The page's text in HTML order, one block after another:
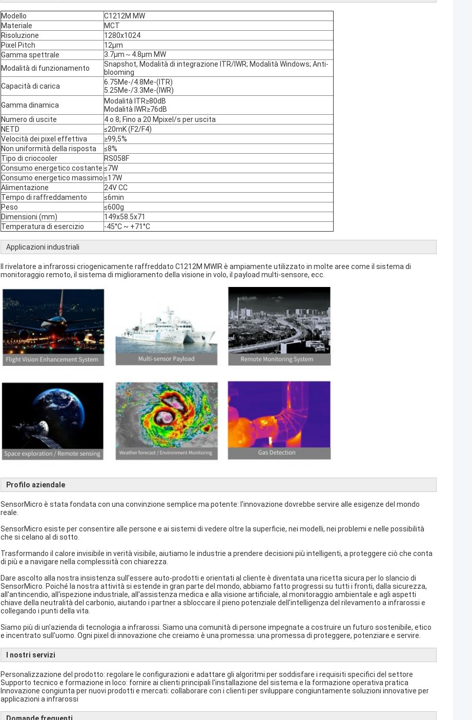
Modello
C1212M MW
Materiale
MCT
Risoluzione
1280x1024
Pixel Pitch
12μm
Gamma spettrale
3.7μm～4.8μm MW
Modalità di funzionamento
Snapshot, Modalità di integrazione ITR/IWR; Modalità Windows; Anti-
blooming
Capacità di carica
6.75Me-/4.8Me-(ITR)
5.25Me-/3.3Me-(IWR)
Gamma dinamica
Modalità ITR≥80dB
Modalità IWR≥76dB
Numero di uscite
4 o 8; Fino a 20 Mpixel/s per uscita
NETD
≤20mK (F2/F4)
Velocità dei pixel effettiva
≥99,5%
Non uniformità della risposta
≤8%
Tipo di criocooler
RS058F
Consumo energetico costante ≤7W
Consumo energetico massimo≤17W
Alimentazione
24V CC
Tempo di raffreddamento
≤6min
Peso
≤600g
Dimensioni (mm)
149x58.5x71
Temperatura di esercizio
-45°C ~ +71°C
Applicazioni industriali
Il rivelatore a infrarossi criogenicamente raffreddato C1212M MWIR è ampiamente utilizzato in molte aree come il sistema di
monitoraggio remoto, il sistema di miglioramento della visione in volo, il payload multi-sensore, ecc.
Profilo aziendale
SensorMicro è stata fondata con una convinzione semplice ma potente: l'innovazione dovrebbe servire alle esigenze del mondo
reale.
SensorMicro esiste per consentire alle persone e ai sistemi di vedere oltre la superficie, nei modelli, nei problemi e nelle possibilità
che si celano al di sotto.
Trasformando il calore invisibile in verità visibile, aiutiamo le industrie a prendere decisioni più intelligenti, a proteggere ciò che conta
di più e a navigare nella complessità con chiarezza.
Dare ascolto alla nostra insistenza sull'essere auto-prodotti e orientati al cliente è diventata una ricetta sicura per lo slancio di
SensorMicro. Poiché la nostra attività si estende in gran parte del mondo, abbiamo fatto progressi su tutti i fronti, dalla sicurezza,
all'antincendio, all'ispezione industriale, all'assistenza medica e alla visione artificiale, al monitoraggio ambientale e agli aspetti
chiave della neutralità del carbonio, aiutando i partner a sbloccare il pieno potenziale dell'intelligenza del rilevamento a infrarossi e
collegando i punti della vita.
Siamo più di un'azienda di tecnologia a infrarossi. Siamo una comunità di persone impegnate a costruire un futuro sostenibile, etico
e incentrato sull'uomo. Ogni pixel di innovazione che creiamo è una promessa: una promessa di proteggere, potenziare e servire.
I nostri servizi
Personalizzazione del prodotto: regolare le configurazioni e adattare gli algoritmi per soddisfare i requisiti specifici del settore
Supporto tecnico e formazione in loco: fornire ai clienti principali l'installazione del sistema e la formazione operativa pratica
Innovazione congiunta per nuovi prodotti e mercati: collaborare con i clienti per sviluppare congiuntamente soluzioni innovative per
applicazioni a infrarossi
Domande frequenti